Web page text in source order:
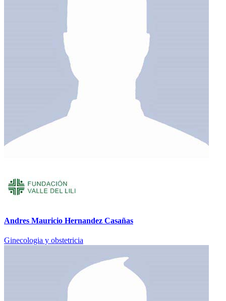
Andres Mauricio Hernandez Casañas
Ginecologia y obstetricia